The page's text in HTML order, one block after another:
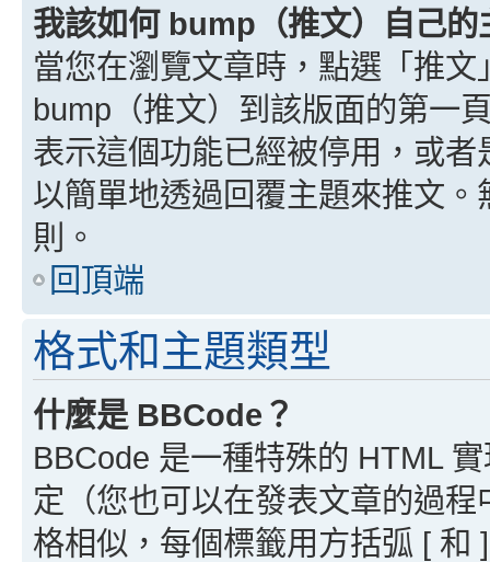
我該如何 bump（推文）自己的
當您在瀏覽文章時，點選「推
bump（推文）到該版面的第一
表示這個功能已經被停用，或
以簡單地透過回覆主題來推文
則。
回頂端
格式和主題類型
什麼是 BBCode？
BBCode 是一種特殊的 HTML
定（您也可以在發表文章的過
格相似，每個標籤用方括弧 [ 和